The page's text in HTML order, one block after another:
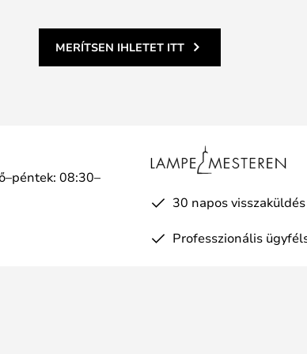
MERÍTSEN IHLETET ITT
08:30–
30 napos visszaküldés
Professzionális